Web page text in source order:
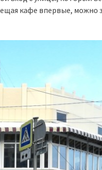
кафе впервые, можно